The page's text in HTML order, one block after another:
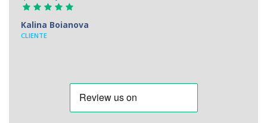
Kalina Boianova
CLIENTE